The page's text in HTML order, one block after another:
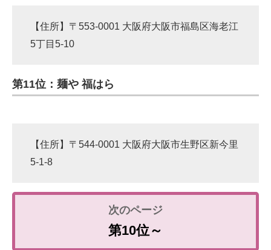
【住所】〒553-0001 大阪府大阪市福島区海老江
5丁目5-10
第11位：麺や 福はら
【住所】〒544-0001 大阪府大阪市生野区新今里
5-1-8
第10位～